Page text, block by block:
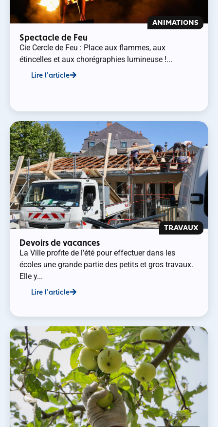
ANIMATIONS
Spectacle de Feu
Cie Cercle de Feu : Place aux flammes, aux
étincelles et aux chorégraphies lumineuse !...
Lire l'article
TRAVAUX
Devoirs de vacances
La Ville profite de l'été pour effectuer dans les
écoles une grande partie des petits et gros travaux.
Elle y...
Lire l'article